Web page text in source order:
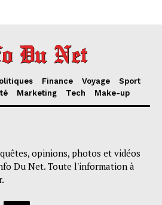
Finance Voyage
Sport
Marketing Tech Make-up
opinions, photos et vidéos
Du Net. Toute l'information à